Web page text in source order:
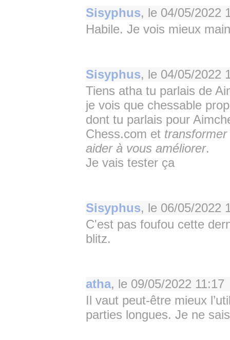
Sisyphus, le 04/05/2022
Habile. Je vois mieux
Sisyphus, le 04/05/2022
Tiens atha tu parlais de
je vois que chessable
dont tu parlais pour
Chess.com et
aider à vous améliorer.
Je vais tester ça
Sisyphus, le 06/05/2022
C'est pas foufou cette
blitz.
atha, le 09/05/2022 11:17
Il vaut peut-être mieux
parties longues. Je ne